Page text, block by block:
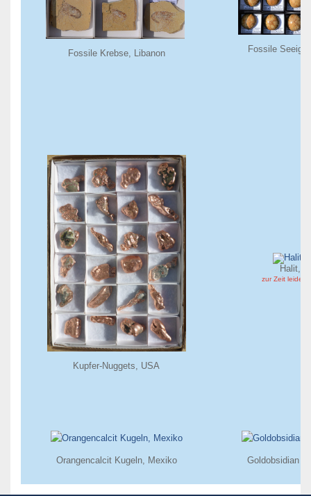
Fossile Krebse, Libanon Fossile
Kupfer-Nuggets, USA
Halit,
zur Zeit leider
Orangencalcit Kugeln, Mexiko Goldobsidian